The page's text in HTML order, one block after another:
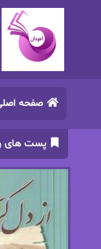
صفحه
پست های